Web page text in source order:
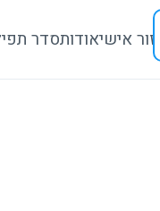
איזור אישיאודותסדר